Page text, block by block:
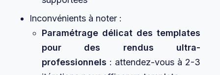
Inconvénients à noter :
Paramétrage délicat des templates
pour des rendus ultra-
professionnels : attendez-vous à 2-3